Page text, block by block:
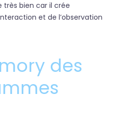
bien car il crée
et de l’observation
des